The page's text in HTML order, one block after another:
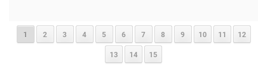
1 2 3 4 5 6 7 8 9 10 11 12
13 14 15